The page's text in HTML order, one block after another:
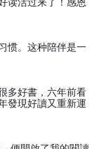
惯。这种陪伴是一
多好書，六年前看
發現好讀又重新運